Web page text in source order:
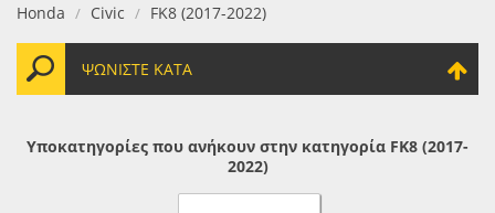
Honda / Civic / FK8 (2017-2022)
ΨΩΝΊΣΤΕ ΚΑΤΆ
Υποκατηγορίες που ανήκουν στην κατηγορία FK8 (2017-
2022)